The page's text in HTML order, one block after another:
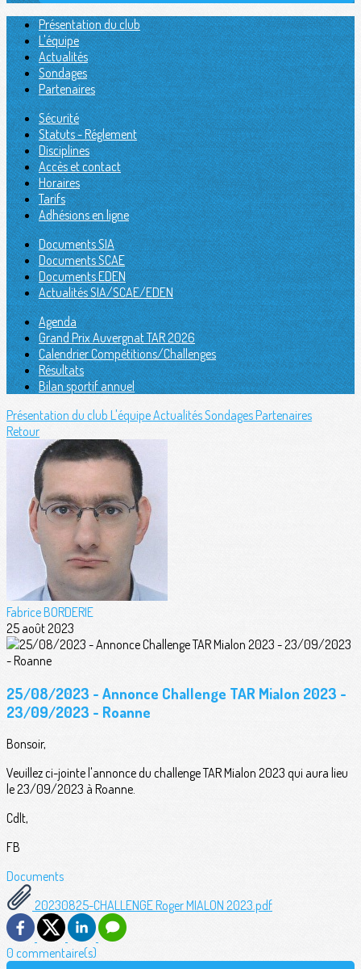
Présentation du club
L'équipe
Actualités
Sondages
Partenaires
Sécurité
Statuts - Réglement
Disciplines
Accès et contact
Horaires
Tarifs
Adhésions en ligne
Documents SIA
Documents SCAE
Documents EDEN
Actualités SIA/SCAE/EDEN
Agenda
Grand Prix Auvergnat TAR 2026
Calendrier Compétitions/Challenges
Résultats
Bilan sportif annuel
Présentation du club L'équipeActualitésSondagesPartenaires
Retour
Fabrice BORDERIE
25 août 2023
25/08/2023 - Annonce Challenge TAR Mialon 2023 -
23/09/2023 - Roanne
Bonsoir,
Veuillez ci-jointe l'annonce du challenge TAR Mialon 2023 qui aura lieu
le 23/09/2023 à Roanne.
Cdlt,
FB
Documents
20230825-CHALLENGE Roger MIALON 2023.pdf
0 commentaire(s)